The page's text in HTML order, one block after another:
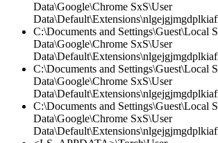
Data\Google\Chrome SxS\User
C:\Documents and Settings\Guest\Local
Data\Google\Chrome SxS\User
C:\Documents and Settings\Guest\Local
Data\Google\Chrome SxS\User
C:\Documents and Settings\Guest\Local
Data\Google\Chrome SxS\User